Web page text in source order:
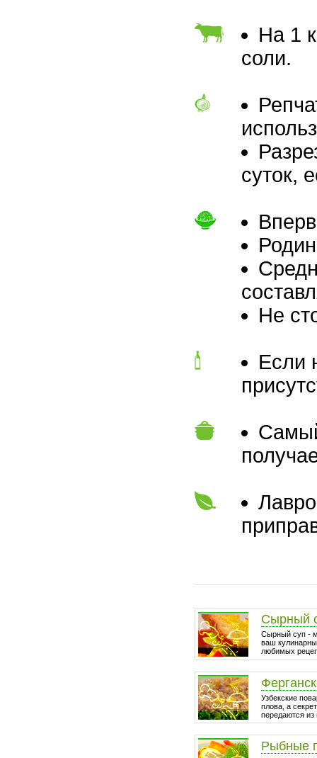
На 1
соли.
суток,
Не
Если
Сырный
Сырный суп -
ваш
любимых
Узбекские
плова, а
передаются из
Рыбные